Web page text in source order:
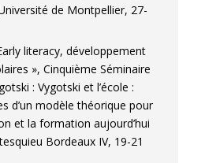
de Montpellier, 27-
literacy, développement
», Cinquième Séminaire
: Vygotski et l’école :
d’un modèle théorique pour
et la formation aujourd’hui
Bordeaux IV, 19-21